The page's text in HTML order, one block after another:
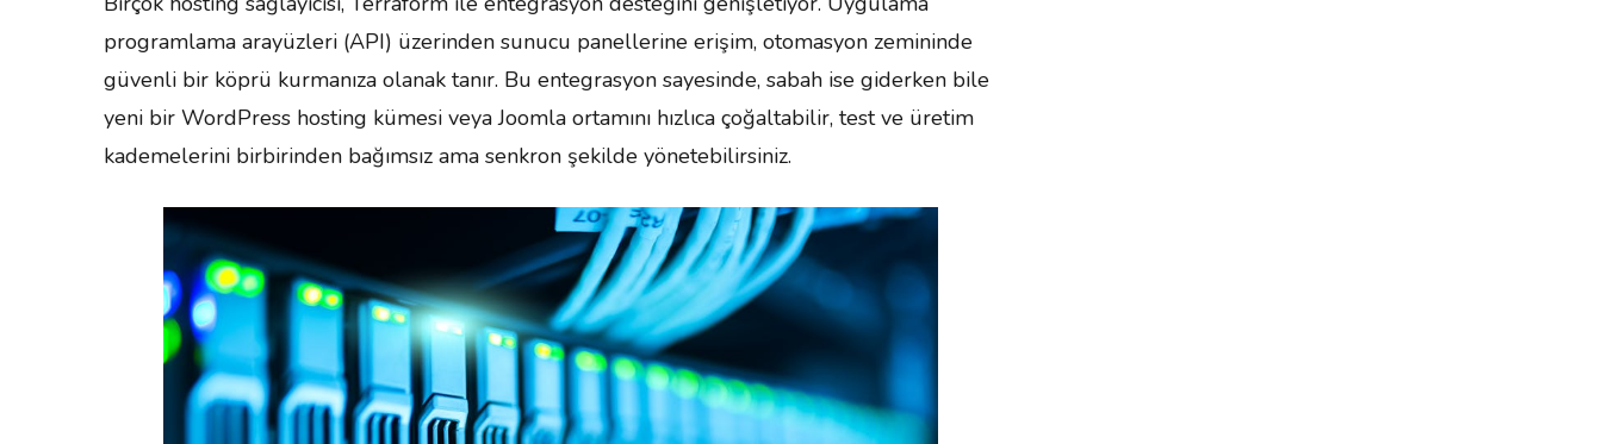
programlama arayüzleri (API) üzerinden sunucu panellerine erişim, otomasyon zemininde
güvenli bir köprü kurmanıza olanak tanır. Bu entegrasyon sayesinde, sabah ise giderken bile
yeni bir WordPress hosting kümesi veya Joomla ortamını hızlıca çoğaltabilir, test ve üretim
kademelerini birbirinden bağımsız ama senkron şekilde yönetebilirsiniz.